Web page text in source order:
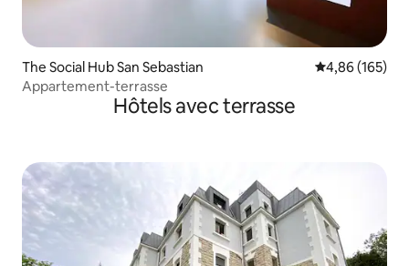
The Social Hub San Sebastian Évaluation
4,86 (165)
Appartement-terrasse
Hôtels avec terrasse